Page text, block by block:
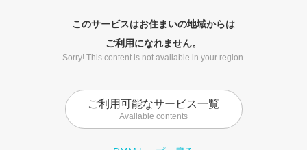
このサービスはお住まいの地域からは
ご利用になれません。
Sorry! This content is not available in your region.
ご利用可能なサービス一覧
Available contents